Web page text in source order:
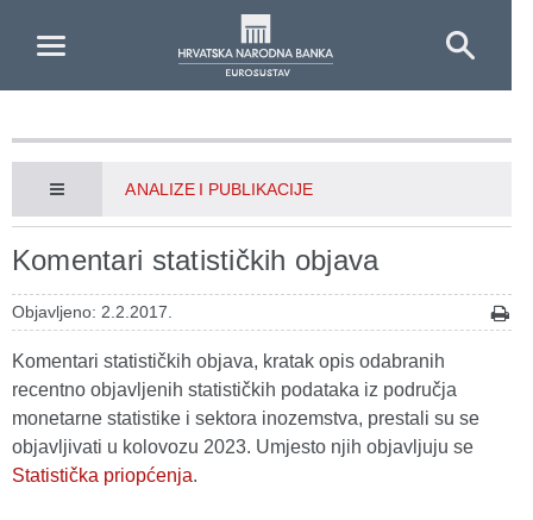
ANALIZE I PUBLIKACIJE
Komentari statističkih objava
Objavljeno: 2.2.2017.
Komentari statističkih objava, kratak opis odabranih
recentno objavljenih statističkih podataka iz područja
monetarne statistike i sektora inozemstva, prestali su se
objavljivati u kolovozu 2023. Umjesto njih objavljuju se
Statistička priopćenja.